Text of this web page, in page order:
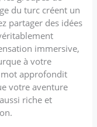
du turc créent un
partager des idées
immersive,
à votre
mot approfondit
votre aventure
riche et